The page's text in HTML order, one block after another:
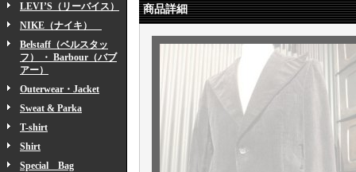
LEVI’S（リーバイス）
NIKE（ナイキ）
Belstaff（ベルスタッ
フ） ・ Barbour（バブ
アー）
Outerwear・Jacket
Sweat & Parka
T-shirt
Shirt
Special Bag
商品詳細